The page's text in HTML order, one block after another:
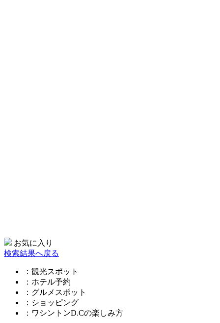
お気に入り
検索結果へ戻る
：観光スポット
：ホテル予約
：グルメスポット
：ショッピング
：ワシントンD.Cの楽しみ方